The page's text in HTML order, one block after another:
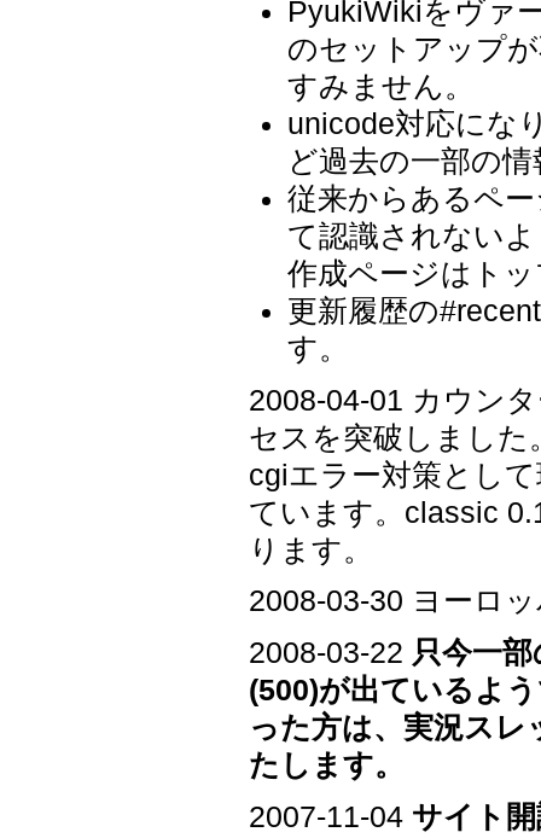
PyukiWikiをヴァ
のセットアップ
すみません。
unicode対応にな
ど過去の一部の
従来からあるペ
て認識されない
作成ページはト
更新履歴の
す。
2008-04-01 カウン
セスを突破しまし
cgiエラー対策とし
ています。classic
ります。
2008-03-30 ヨーロ
2008-03-22 只今一
(500)が出ているよ
った方は、実況ス
たします。
2007-11-04 サイト